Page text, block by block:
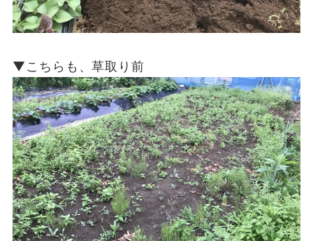
▼こちらも、草取り前